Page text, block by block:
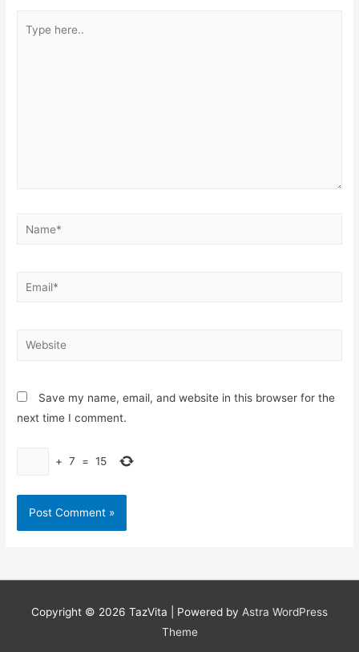
here..
Name*
Email*
Website
Save my name, email, and website in this browser for the
next time I comment.
+ 7 = 15
Copyright © 2026 TazVita | Powered by Astra WordPress
Theme